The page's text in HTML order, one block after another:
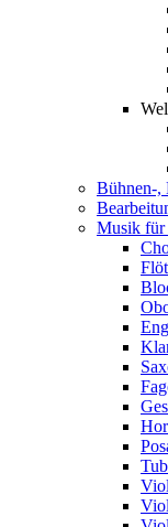
Bühnen-,
Musik